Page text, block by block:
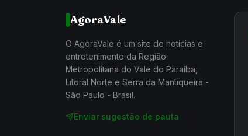
AgoraVale
O AgoraVale é um site de notícias e
entretenimento da Região
Metropolitana do Vale do Paraíba,
Litoral Norte e Serra da Mantiqueira -
São Paulo - Brasil.
Enviar sugestão de pauta